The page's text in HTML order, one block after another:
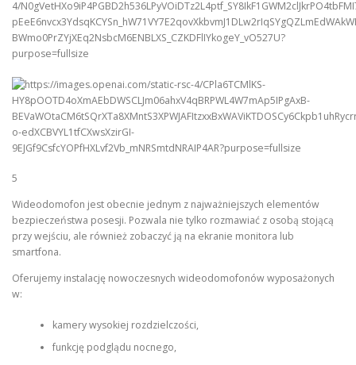
5
Wideodomofon jest obecnie jednym z najważniejszych elementów
bezpieczeństwa posesji. Pozwala nie tylko rozmawiać z osobą stojącą
przy wejściu, ale również zobaczyć ją na ekranie monitora lub
smartfona.
Oferujemy instalację nowoczesnych wideodomofonów wyposażonych
w:
kamery wysokiej rozdzielczości,
funkcję podglądu nocnego,